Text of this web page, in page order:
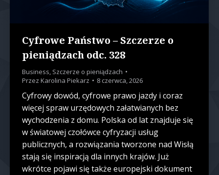
Cyfrowe Państwo – Szczerze o
pieniądzach odc. 328
Business, Szczerze o pieniądzach
Przez Karolina Piekarz 8 czerwca, 2026
Cyfrowy dowód, cyfrowe prawo jazdy i coraz
więcej spraw urzędowych załatwianych bez
wychodzenia z domu. Polska od lat znajduje się
w światowej czołówce cyfryzacji usług
publicznych, a rozwiązania tworzone nad Wisłą
stają się inspiracją dla innych krajów. Już
wkrótce pojawi się także europejski dokument